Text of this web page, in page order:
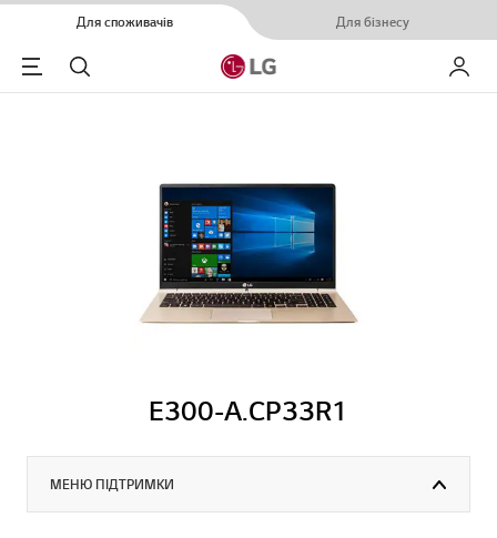
Для споживачів Для бізнесу
Menu
Пошук Мій LG
E300-A.CP33R1
МЕНЮ ПІДТРИМКИ